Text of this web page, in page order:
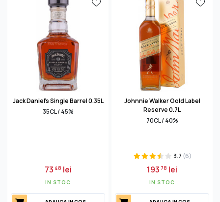
Jack Daniel's Single Barrel 0.35L
35CL / 45%
73 48 lei
IN STOC
Johnnie Walker Gold Label
Reserve 0.7L
70CL / 40%
3.7 (6)
193 78 lei
IN STOC